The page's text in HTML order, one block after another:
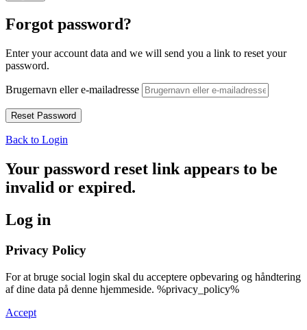
Forgot password?
Enter your account data and we will send you a link to reset your
password.
Brugernavn eller e-mailadresse
Back to Login
Your password reset link appears to be
invalid or expired.
Log in
Privacy Policy
For at bruge social login skal du acceptere opbevaring og håndtering
af dine data på denne hjemmeside. %privacy_policy%
Accept